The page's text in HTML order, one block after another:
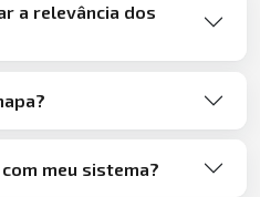
a relevância dos
meu sistema?